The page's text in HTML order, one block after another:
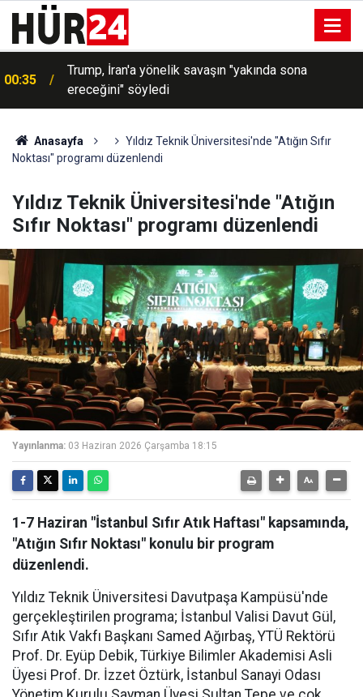
00:30 Cumhurbaşkanlığına Cevdet Yılmaz vekalet edecek
Anasayfa
Yıldız Teknik Üniversitesi'nde "Atığın Sıfır
Noktası" programı düzenlendi
Yıldız Teknik Üniversitesi'nde "Atığın
Sıfır Noktası" programı düzenlendi
Yayınlanma: 03 Haziran 2026 Çarşamba 18:15
1-7 Haziran "İstanbul Sıfır Atık Haftası" kapsamında,
"Atığın Sıfır Noktası" konulu bir program
düzenlendi.
Yıldız Teknik Üniversitesi Davutpaşa Kampüsü'nde
gerçekleştirilen programa; İstanbul Valisi Davut Gül,
Sıfır Atık Vakfı Başkanı Samed Ağırbaş, YTÜ Rektörü
Prof. Dr. Eyüp Debik, Türkiye Bilimler Akademisi Asli
Üyesi Prof. Dr. İzzet Öztürk, İstanbul Sanayi Odası